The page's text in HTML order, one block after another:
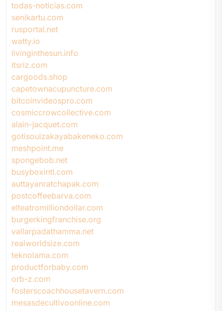
todas-noticias.com
senikartu.com
rusportal.net
watty.io
livinginthesun.info
itsriz.com
cargoods.shop
capetownacupuncture.com
bitcoinvideospro.com
cosmiccrowcollective.com
alain-jacquet.com
gotisouizakayabakeneko.com
meshpoint.me
spongebob.net
busyboxintl.com
auttayanratchapak.com
postcoffeebarva.com
elteatromilliondollar.com
burgerkingfranchise.org
vallarpadathamma.net
realworldsize.com
teknolama.com
productforbaby.com
orb-z.com
fosterscoachhousetavern.com
mesasdecultivoonline.com